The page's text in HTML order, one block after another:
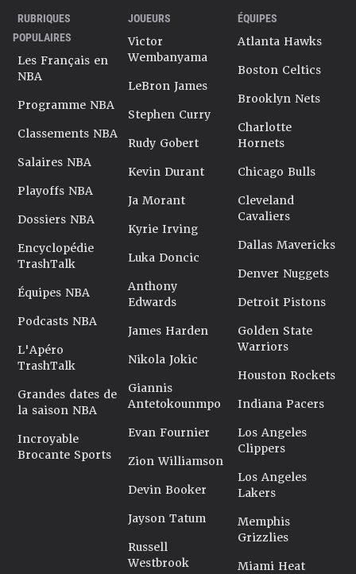
RUBRIQUES
POPULAIRES
Les Français en
NBA
Programme NBA
Classements NBA
Salaires NBA
Playoffs NBA
Dossiers NBA
Encyclopédie
TrashTalk
Équipes NBA
Podcasts NBA
L'Apéro
TrashTalk
Grandes dates de
la saison NBA
Incroyable
Brocante Sports
JOUEURS
Victor
Wembanyama
LeBron James
Stephen Curry
Rudy Gobert
Kevin Durant
Ja Morant
Kyrie Irving
Luka Doncic
Anthony
Edwards
James Harden
Nikola Jokic
Giannis
Antetokounmpo
Evan Fournier
Zion Williamson
Devin Booker
Jayson Tatum
Russell
Westbrook
ÉQUIPES
Atlanta Hawks
Boston Celtics
Brooklyn Nets
Charlotte
Hornets
Chicago Bulls
Cleveland
Cavaliers
Dallas Mavericks
Denver Nuggets
Detroit Pistons
Golden State
Warriors
Houston Rockets
Indiana Pacers
Los Angeles
Clippers
Los Angeles
Lakers
Memphis
Grizzlies
Miami Heat